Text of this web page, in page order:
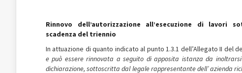
Rinnovo dell’autorizzazione all’esecuzione di lavori
scadenza del triennio
In attuazione di quanto indicato al punto 1.3.1 dell’Allegato II del
e può essere rinnovata a seguito di apposita istanza da inoltrars
dichiarazione,sottoscritta dal legale rappresentante dell’azienda